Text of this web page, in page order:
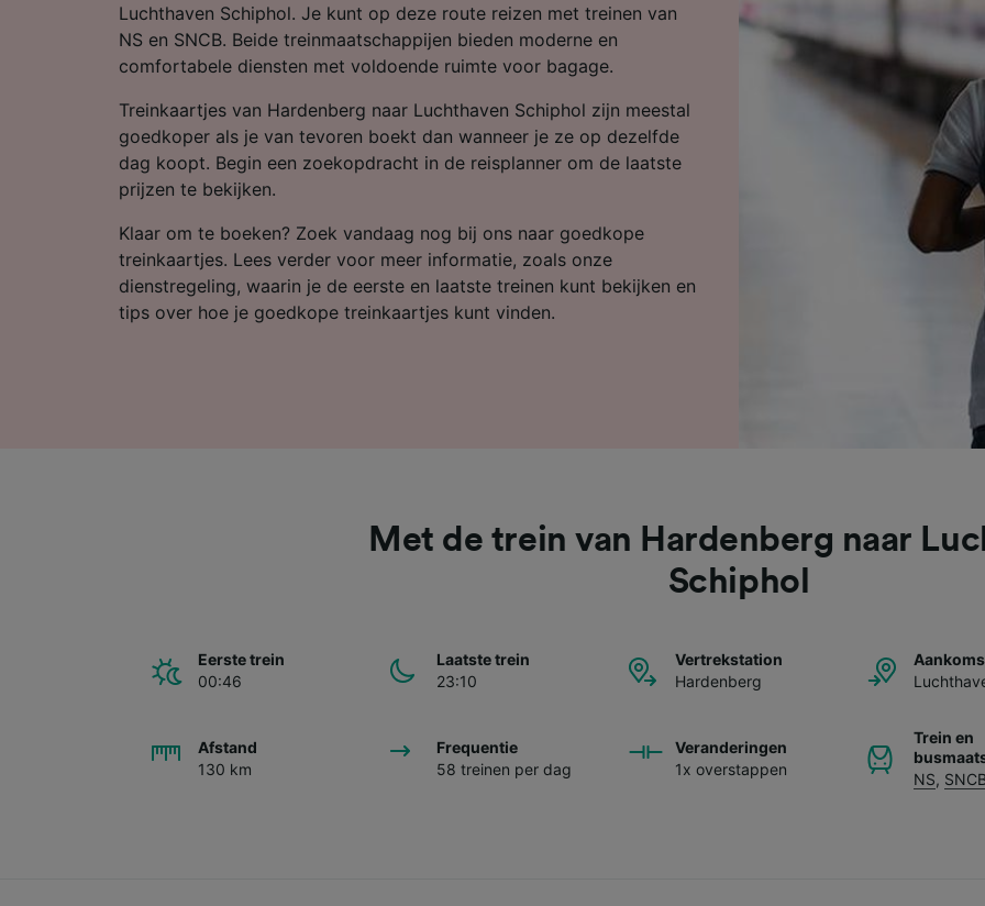
Luchthaven Schiphol. Je kunt op deze route reizen met treinen van
NS en SNCB. Beide treinmaatschappijen bieden moderne en
comfortabele diensten met voldoende ruimte voor bagage.
Treinkaartjes van Hardenberg naar Luchthaven Schiphol zijn meestal
goedkoper als je van tevoren boekt dan wanneer je ze op dezelfde
dag koopt. Begin een zoekopdracht in de reisplanner om de laatste
prijzen te bekijken.
Klaar om te boeken? Zoek vandaag nog bij ons naar goedkope
treinkaartjes. Lees verder voor meer informatie, zoals onze
dienstregeling, waarin je de eerste en laatste treinen kunt bekijken en
tips over hoe je goedkope treinkaartjes kunt vinden.
Met de trein van Hardenberg naar
Schiphol
Eerste trein
00:46
Laatste trein
23:10
Vertrekstation
Hardenberg
Afstand
130 km
Frequentie
58 treinen per dag
Veranderingen
1x overstappen
Trein en
NS,